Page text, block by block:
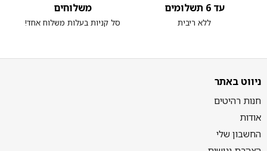
עד 6 תשלומים
ללא ריבית
משלוחים
סל קניות בעלות משלוח אחד!
ניווט באתר
חנות רהיטים
אודות
החשבון שלי